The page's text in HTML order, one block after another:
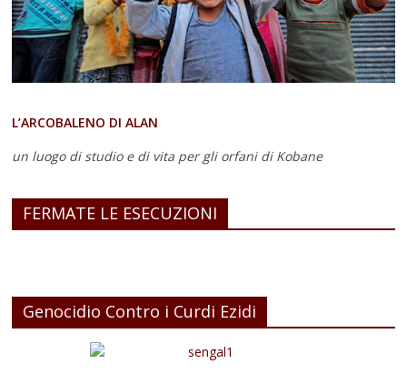
L’ARCOBALENO DI ALAN
un luogo di studio e di vita per gli orfani di Kobane
FERMATE LE ESECUZIONI
Genocidio Contro i Curdi Ezidi